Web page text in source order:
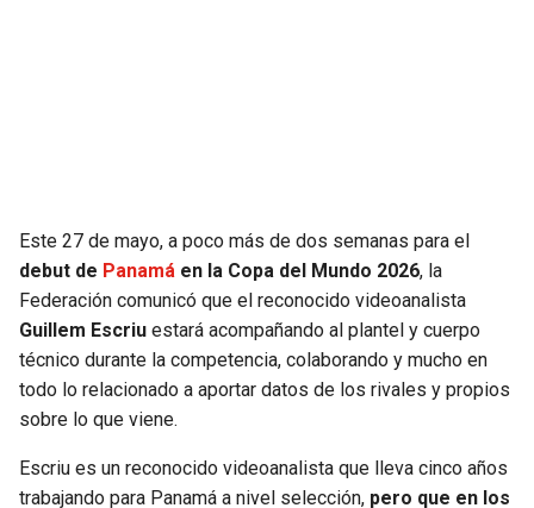
BEARS
FALCONS
SPURS
TRAIL BLAZERS
Este 27 de mayo, a poco más de dos semanas para el
debut de Panamá en la Copa del Mundo 2026, la
Federación comunicó que el reconocido videoanalista
Guillem Escriu estará acompañando al plantel y cuerpo
técnico durante la competencia, colaborando y mucho en
todo lo relacionado a aportar datos de los rivales y propios
sobre lo que viene.
Escriu es un reconocido videoanalista que lleva cinco años
trabajando para Panamá a nivel selección, pero que en los